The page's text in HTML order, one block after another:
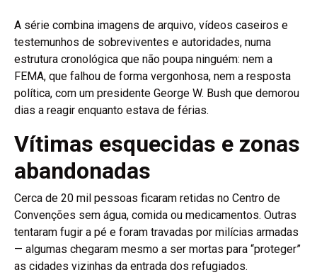
A série combina imagens de arquivo, vídeos caseiros e
testemunhos de sobreviventes e autoridades, numa
estrutura cronológica que não poupa ninguém: nem a
FEMA, que falhou de forma vergonhosa, nem a resposta
política, com um presidente George W. Bush que demorou
dias a reagir enquanto estava de férias.
Vítimas esquecidas e zonas
abandonadas
Cerca de 20 mil pessoas ficaram retidas no Centro de
Convenções sem água, comida ou medicamentos. Outras
tentaram fugir a pé e foram travadas por milícias armadas
— algumas chegaram mesmo a ser mortas para “proteger”
as cidades vizinhas da entrada dos refugiados.